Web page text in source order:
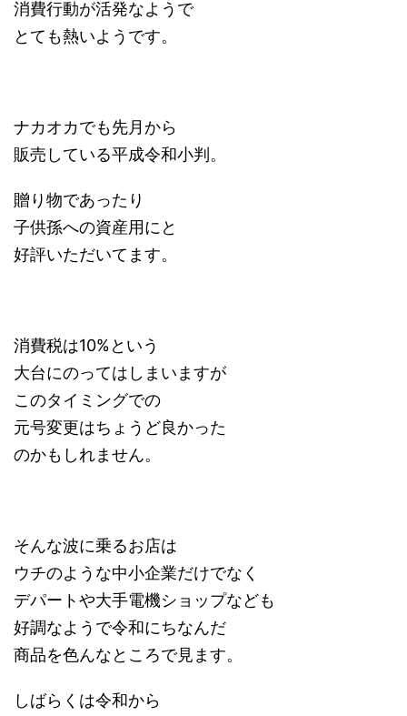
消費行動が活発なようで
とても熱いようです。
ナカオカでも先月から
販売している平成令和小判。
贈り物であったり
子供孫への資産用にと
好評いただいてます。
消費税は10%という
大台にのってはしまいますが
このタイミングでの
元号変更はちょうど良かった
のかもしれません。
そんな波に乗るお店は
ウチのような中小企業だけでなく
デパートや大手電機ショップなども
好調なようで令和にちなんだ
商品を色んなところで見ます。
しばらくは令和から